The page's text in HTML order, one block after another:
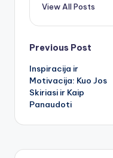
View All Posts
Post
navigation
Previous Post
Inspiracija ir
Motivacija: Kuo Jos
Skiriasi ir Kaip
Panaudoti